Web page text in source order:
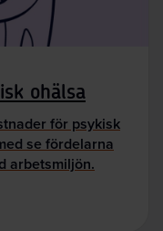
ohälsa
för psykisk
se fördelarna
arbetsmiljön.